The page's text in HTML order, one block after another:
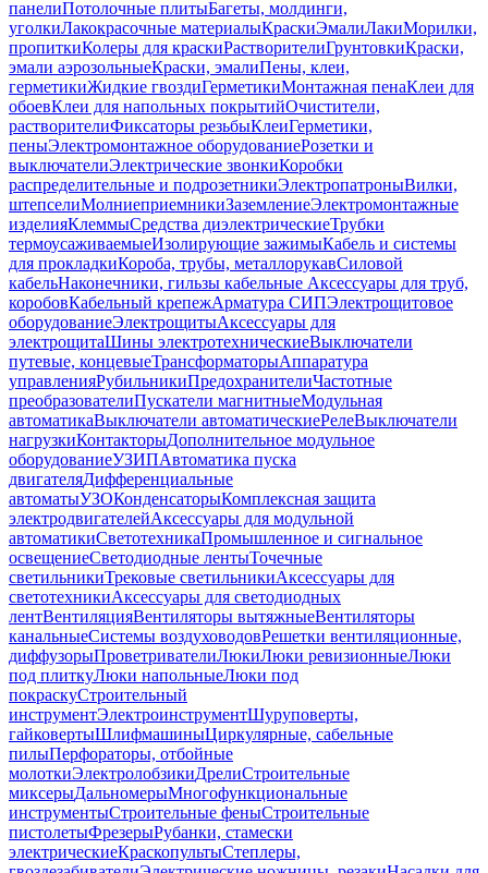
панелиПотолочные плитыБагеты, молдинги,
уголкиЛакокрасочные материалыКраскиЭмалиЛакиМорилки,
пропиткиКолеры для краскиРастворителиГрунтовкиКраски,
эмали аэрозольныеКраски, эмалиПены, клеи,
герметикиЖидкие гвоздиГерметикиМонтажная пенаКлеи для
обоевКлеи для напольных покрытийОчистители,
растворителиФиксаторы резьбыКлеиГерметики,
пеныЭлектромонтажное оборудованиеРозетки и
выключателиЭлектрические звонкиКоробки
распределительные и подрозетникиЭлектропатроныВилки,
штепселиМолниеприемникиЗаземлениеЭлектромонтажные
изделияКлеммыСредства диэлектрическиеТрубки
термоусаживаемыеИзолирующие зажимыКабель и системы
для прокладкиКороба, трубы, металлорукавСиловой
кабельНаконечники, гильзы кабельные Аксессуары для труб,
коробовКабельный крепежАрматура СИПЭлектрощитовое
оборудованиеЭлектрощитыАксессуары для
электрощитаШины электротехническиеВыключатели
путевые, концевыеТрансформаторыАппаратура
управленияРубильникиПредохранителиЧастотные
преобразователиПускатели магнитныеМодульная
автоматикаВыключатели автоматическиеРелеВыключатели
нагрузкиКонтакторыДополнительное модульное
оборудованиеУЗИПАвтоматика пуска
двигателяДифференциальные
автоматыУЗОКонденсаторыКомплексная защита
электродвигателейАксессуары для модульной
автоматикиСветотехникаПромышленное и сигнальное
освещениеСветодиодные лентыТочечные
светильникиТрековые светильникиАксессуары для
светотехникиАксессуары для светодиодных
лентВентиляцияВентиляторы вытяжныеВентиляторы
канальныеСистемы воздуховодовРешетки вентиляционные,
диффузорыПроветривателиЛюкиЛюки ревизионныеЛюки
под плиткуЛюки напольныеЛюки под
покраскуСтроительный
инструментЭлектроинструментШуруповерты,
гайковертыШлифмашиныЦиркулярные, сабельные
пилыПерфораторы, отбойные
молоткиЭлектролобзикиДрелиСтроительные
миксерыДальномерыМногофункциональные
инструментыСтроительные феныСтроительные
пистолетыФрезерыРубанки, стамески
электрическиеКраскопультыСтеплеры,